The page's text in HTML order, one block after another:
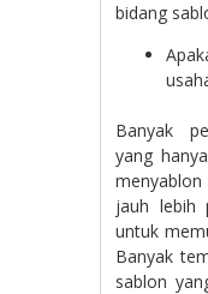
bidang
Banyak
yang
jauh lebih
untuk
Banyak
sablon